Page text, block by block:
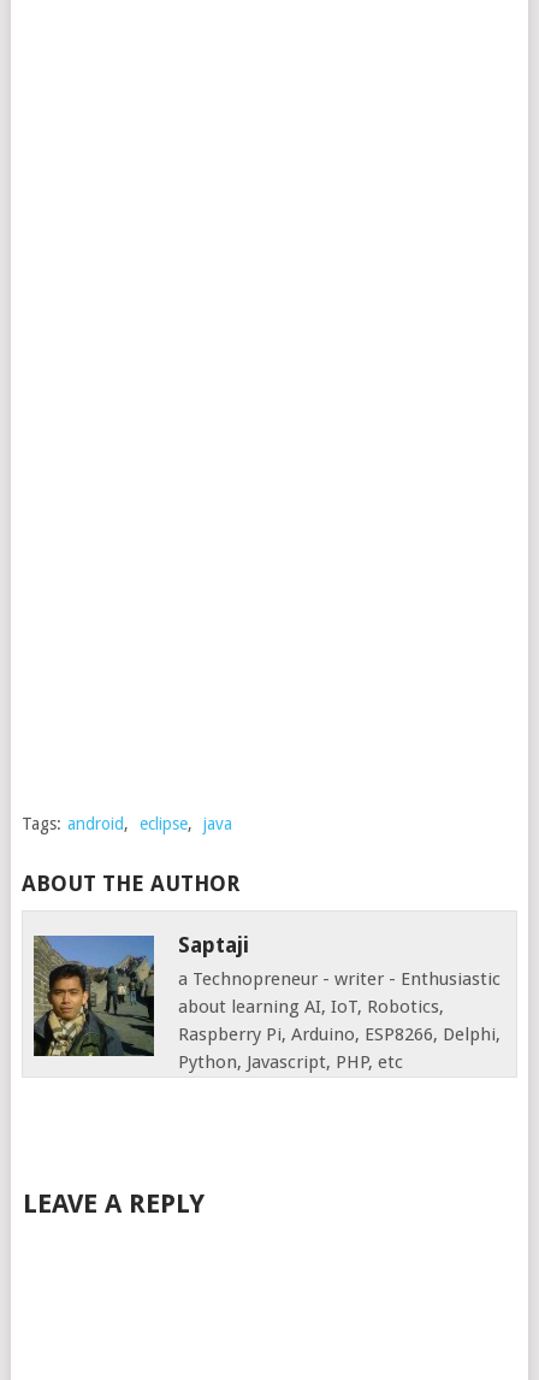
Tags: android, eclipse, java
ABOUT THE AUTHOR
Saptaji
a Technopreneur - writer - Enthusiastic
about learning AI, IoT, Robotics,
Raspberry Pi, Arduino, ESP8266, Delphi,
Python, Javascript, PHP, etc
LEAVE A REPLY